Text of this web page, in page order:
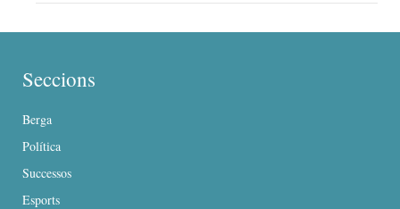
Seccions
Berga
Política
Successos
Esports